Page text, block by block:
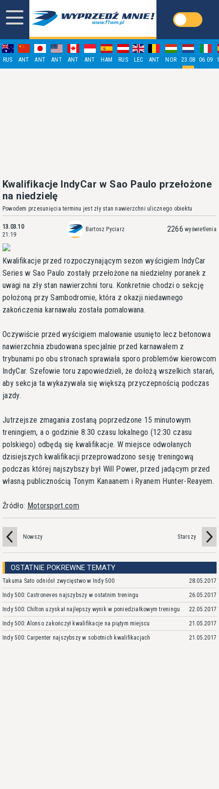
RUS ANT ANT ANT ANT ANT HAM RUS LEC ANT NOR 23.08 06.09
Kwalifikacje IndyCar w Sao Paulo przełożone
na niedzielę
Powodem przesunięcia terminu jest zły stan nawierzchni ulicznego obiektu
13.03.10
21:19
Bartosz Pyciarz 2266 wyświetlenia
Kwalifikacje przed rozpoczynającym sezon wyścigiem IndyCar
Series w Sao Paulo zostały przełożone na niedzielny poranek z
uwagi na zły stan nawierzchni toru. Konkretnie chodzi o sekcję
położoną przy Sambodromie, która z okazji niedawnego
zakończenia karnawału została pomalowana.
Oczywiście przed wyścigiem malowanie usunięto lecz betonowa
nawierzchnia zbudowana specjalnie przed karnawałem z
trybunami po obu stronach sprawiała sporo problemów kierowcom
IndyCar. Szefowie toru zapowiedzieli, że dołożą wszelkich starań,
aby sekcja ta wykazywała się większą przyczepnością podczas
jazdy.
Jutrzejsze zmagania zostaną poprzedzone 15 minutowym
treningiem, a o godzinie 8:30 czasu lokalnego (12:30 czasu
polskiego) odbędą się kwalifikacje. W miejsce odwołanych
dzisiejszych kwalifikacji przeprowadzono sesję treningową
podczas której najszybszy był Will Power, przed jadącym przed
własną publicznością Tonym Kanaanem i Ryanem Hunter-Reayem.
Źródło: Motorsport.com
Nowszy Starszy
OSTATNIE POKREWNE TEMATY
Takuma Sato odniósł zwycięstwo w Indy 500 28.05.2017
Indy 500: Castroneves najszybszy w ostatnim treningu 26.05.2017
Indy 500: Chilton uzyskał najlepszy wynik w poniedziałkowym treningu 22.05.2017
Indy 500: Alonso zakończył kwalifikacje na piątym miejscu 21.05.2017
Indy 500: Carpenter najszybszy w sobotnich kwalifikacjach 21.05.2017